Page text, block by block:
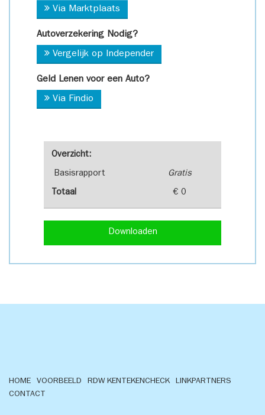
Overzicht:
Basisrapport Gratis
Totaal € 0
Downloaden
Via Marktplaats
Autoverzekering Nodig?
Vergelijk op Independer
Geld Lenen voor een Auto?
Via Findio
HOME VOORBEELD RDW KENTEKENCHECK
LINKPARTNERS
CONTACT